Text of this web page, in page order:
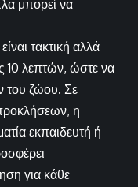
μπορεί να
τακτική αλλά
10 λεπτών, ώστε να
του ζώου. Σε
η
εκπαιδευτή ή
για κάθε